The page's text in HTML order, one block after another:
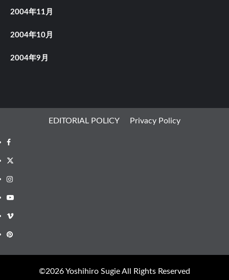
2004年11月
2004年10月
2004年9月
EDITORIAL POLICY Privacy Policy
Facebook
X
Instagram
Youtube
Vimeo
Pinterest
©︎2026 Yoshihiro Sugie All Rights Reserved